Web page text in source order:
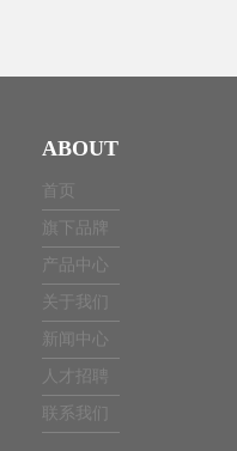
ABOUT
首页
旗下品牌
产品中心
关于我们
新闻中心
人才招聘
联系我们